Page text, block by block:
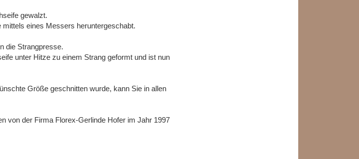
gewalzt.
eines Messers heruntergeschabt.
die Strangpresse.
unter Hitze zu einem Strang geformt und ist nun
Größe geschnitten wurde, kann Sie in allen
von der Firma Florex-Gerlinde Hofer im Jahr 1997